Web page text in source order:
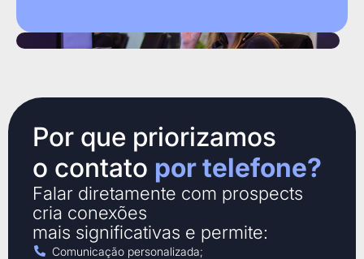
Por que priorizamos
o contato por telefone?
Falar diretamente com prospects
cria conexões
mais significativas e permite:
Comunicação personalizada;